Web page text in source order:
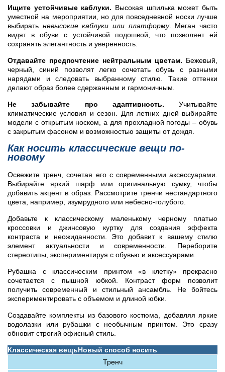
Ищите устойчивые каблуки. Высокая шпилька может быть
уместной на мероприятии, но для повседневной носки лучше
выбирать невысокие каблуки или платформу. Меган часто
видят в обуви с устойчивой подошвой, что позволяет ей
сохранять элегантность и уверенность.
Отдавайте предпочтение нейтральным цветам. Бежевый,
черный, синий позволят легко сочетать обувь с разными
нарядами и следовать выбранному стилю. Такие оттенки
делают образ более сдержанным и гармоничным.
Не забывайте про адаптивность. Учитывайте
климатические условия и сезон. Для летних дней выбирайте
модели с открытым носком, а для прохладной погоды – обувь
с закрытым фасоном и возможностью защиты от дождя.
Как носить классические вещи по-
новому
Освежите тренч, сочетая его с современными аксессуарами.
Выбирайте яркий шарф или оригинальную сумку, чтобы
добавить акцент в образ. Рассмотрите тренчи нестандартного
цвета, например, изумрудного или небесно-голубого.
Добавьте к классическому маленькому черному платью
кроссовки и джинсовую куртку для создания эффекта
контраста и неожиданности. Это добавит к вашему стилю
элемент актуальности и современности. Переборите
стереотипы, экспериментируя с обувью и аксессуарами.
Рубашка с классическим принтом «в клетку» прекрасно
сочетается с пышной юбкой. Контраст форм позволит
получить современный и стильный ансамбль. Не бойтесь
экспериментировать с объемом и длиной юбки.
Создавайте комплекты из базового костюма, добавляя яркие
водолазки или рубашки с необычным принтом. Это сразу
обновит строгий офисный стиль.
Классическая вещьНовый способ носить
Тренч